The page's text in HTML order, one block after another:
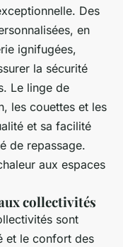
Des
en
ignifugées,
la sécurité
Le linge de
les couettes et les
et sa facilité
de repassage.
aux espaces
collectivités
sont
et le confort des